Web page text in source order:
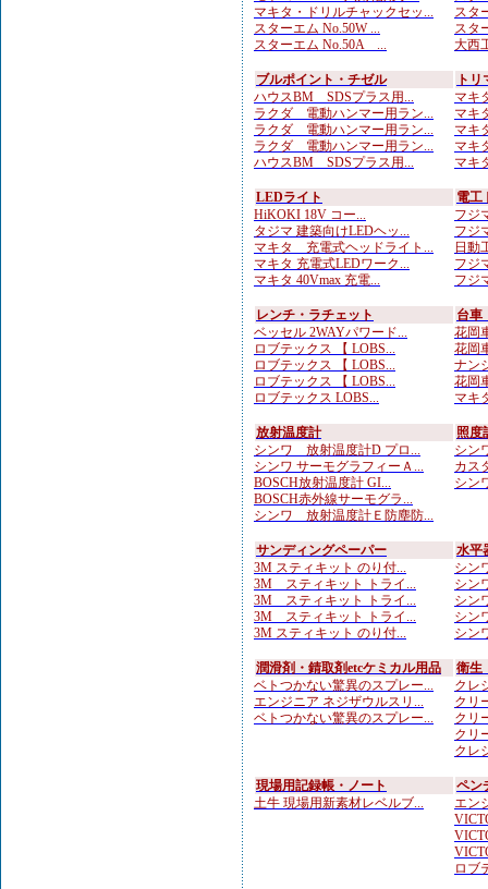
マキタ・ドリルチャックセッ...
スターエム No.50W ...
スターエム No.50A ...
スタ
スタ
大西
ブルポイント・チゼル
ハウスBM SDSプラス用...
ラクダ 電動ハンマー用ラン...
ラクダ 電動ハンマー用ラン...
ラクダ 電動ハンマー用ラン...
ハウスBM SDSプラス用...
ト
マキ
マキ
マキ
マキ
マキ
LEDライト
HiKOKI 18V コー...
タジマ 建築向けLEDヘッ...
マキタ 充電式ヘッドライト...
マキタ 充電式LEDワーク...
マキタ 40Vmax 充電...
電工
フジ
フジ
日動
フジ
フジ
レンチ・ラチェット
ベッセル 2WAYパワード...
ロブテックス 【 LOBS...
ロブテックス 【 LOBS...
ロブテックス 【 LOBS...
ロブテックス LOBS...
台車
花岡
花岡
ナン
花岡
マキ
放射温度計
シンワ 放射温度計D プロ...
シンワ サーモグラフィーＡ...
BOSCH放射温度計 GI...
BOSCH赤外線サーモグラ...
シンワ 放射温度計Ｅ防塵防...
照度
シン
カス
シン
サンディングペーパー
3M スティキット のり付...
3M スティキット トライ...
3M スティキット トライ...
3M スティキット トライ...
3M スティキット のり付...
水平
シン
シン
シン
シン
シン
潤滑剤・錆取剤etcケミカル用品
ベトつかない驚異のスプレー...
エンジニア ネジザウルスリ...
ベトつかない驚異のスプレー...
衛生
クレ
クリ
クリ
クリ
クレ
現場用記録帳・ノート
土牛 現場用新素材レベルブ...
ペン
エン
ロブ